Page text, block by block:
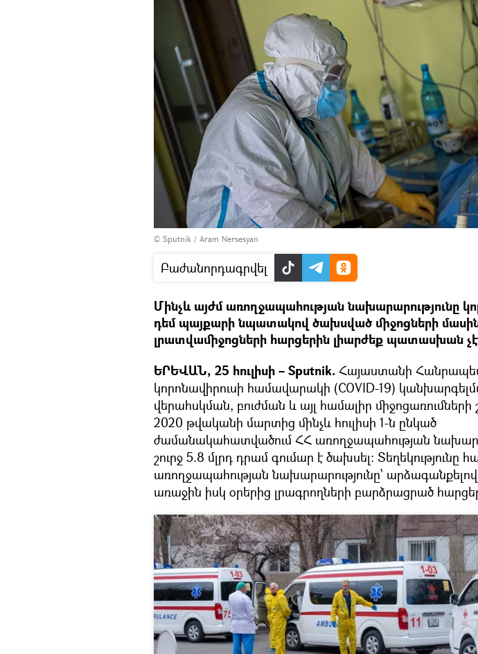
© Sputnik / Aram Nersesyan
Բաժանորդագրվել
Մինչև այժմ առողջապահության նախարարությունը
դեմ պայքարի նպատակով ծախսված միջոցների
լրատվամիջոցների հարցերին լիարժեք պատասխան
ԵՐԵՎԱՆ, 25 հուլիսի – Sputnik. Հայաստանի
կորոնավիրուսի համավարակի (COVID-19)
վերահսկման, բուժման և այլ համալիր միջոցառումների
2020 թվականի մարտից մինչև հուլիսի 1-ն ընկած
ժամանակահատվածում ՀՀ առողջապահության
շուրջ 5.8 մլրդ դրամ գումար է ծախսել: Տեղեկությունը
առողջապահության նախարարությունը՝
առաջին իսկ օրերից լրագրողների բարձրացրած